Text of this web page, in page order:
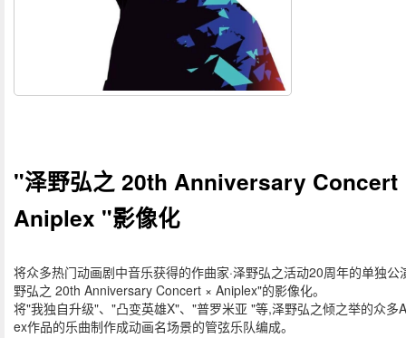
"泽野弘之 20th Anniversary Concert
Aniplex "影像化
将众多热门动画剧中音乐获得的作曲家·泽野弘之活动20周年的单独公
野弘之 20th Anniversary Concert × Aniplex"的影像化。
将"我独自升级"、"凸变英雄X"、"普罗米亚 "等,泽野弘之倾之举的众多
ex作品的乐曲制作成动画名场景的管弦乐队编成。